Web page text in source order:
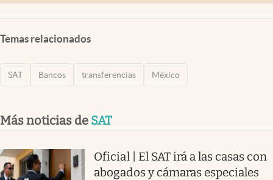
Temas relacionados
SAT Bancos transferencias México
Más noticias de SAT
Oficial | El SAT irá a las casas con
abogados y cámaras especiales